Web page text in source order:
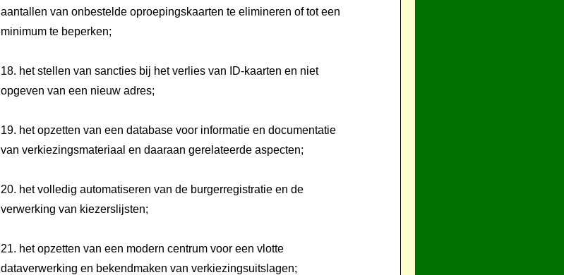
aantallen van onbestelde oproepingskaarten te elimineren of tot een
minimum te beperken;
18. het stellen van sancties bij het verlies van ID-kaarten en niet
opgeven van een nieuw adres;
19. het opzetten van een database voor informatie en documentatie
van verkiezingsmateriaal en daaraan gerelateerde aspecten;
20. het volledig automatiseren van de burgerregistratie en de
verwerking van kiezerslijsten;
21. het opzetten van een modern centrum voor een vlotte
dataverwerking en bekendmaken van verkiezingsuitslagen;